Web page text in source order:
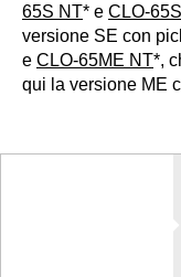
65S NT* e CLO-
versione SE con
e CLO-65ME NT*,
qui la versione ME